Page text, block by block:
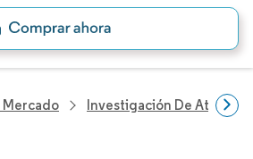
Mercado Investigación De